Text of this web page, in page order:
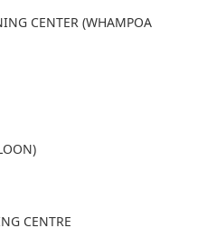
CENTER (WHAMPOA
CENTRE